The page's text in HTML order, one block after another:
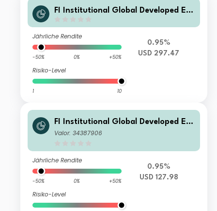
FI Institutional Global Developed Eq
Jährliche Rendite
-50% 0% +50%
Risiko-Level
1 10
0.95%
USD 297.47
FI Institutional Global Developed Eq
uity Fund B USD
Valor: 34387906
Jährliche Rendite
-50% 0% +50%
Risiko-Level
0.95%
USD 127.98